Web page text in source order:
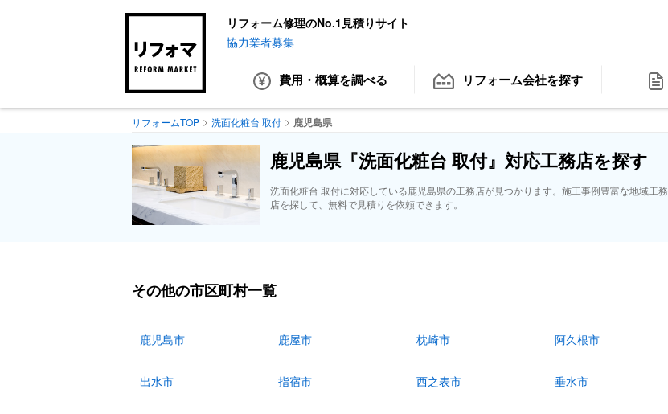
リフォーム修理のNo.1見積りサイト
協力業者募集
費用・概算を調べる リフォーム会社を探す
リフォームTOP 洗面化粧台 取付 鹿児島県
鹿児島県『洗面化粧台 取付』対応工務店を探す
洗面化粧台 取付に対応している鹿児島県の工務店が見つかります。施工事例豊富な地域工務
店を探して、無料で見積りを依頼できます。
その他の市区町村一覧
鹿児島市 鹿屋市 枕崎市 阿久根市
出水市 指宿市 西之表市 垂水市